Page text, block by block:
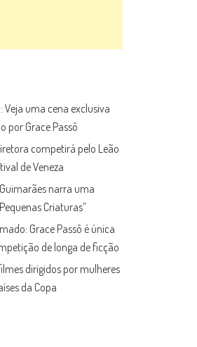
Veja uma cena exclusiva
por Grace Passô
competirá pelo Leão
de Veneza
narra uma
Criaturas”
Grace Passô é única
de longa de ficção
dirigidos por mulheres
da Copa